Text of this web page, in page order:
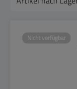
Nicht verfügbar